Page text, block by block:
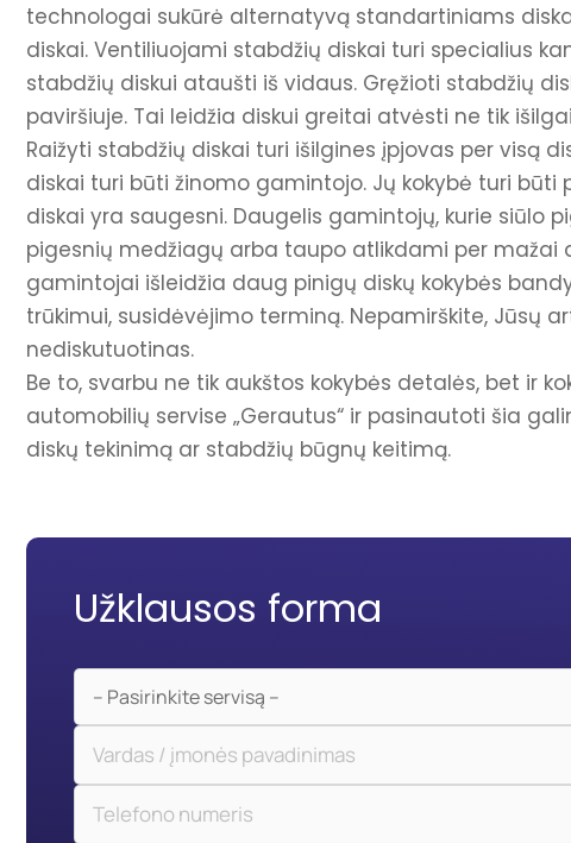
technologai sukūrė alternatyvą standartiniams
diskai. Ventiliuojami stabdžių diskai turi specialius
stabdžių diskui ataušti iš vidaus. Gręžioti stabdžių
paviršiuje. Tai leidžia diskui greitai atvėsti ne tik
Raižyti stabdžių diskai turi išilgines įpjovas per visą
diskai turi būti žinomo gamintojo. Jų kokybė turi
diskai yra saugesni. Daugelis gamintojų, kurie siūlo
pigesnių medžiagų arba taupo atlikdami per mažai
gamintojai išleidžia daug pinigų diskų kokybės
trūkimui, susidėvėjimo terminą. Nepamirškite, Jūsų
nediskutuotinas.
Be to, svarbu ne tik aukštos kokybės detalės, bet ir
automobilių servise „Gerautus“ ir pasinautoti šia
diskų tekinimą ar stabdžių būgnų keitimą.
Užklausos forma